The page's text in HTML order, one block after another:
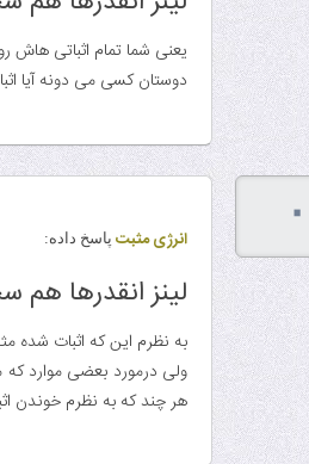
یعنی شما تمام اثباتی هاش
دوستان کسی می دونه آیا
۰
انرژی مثبت پاسخ داده:
لینز انقدرها
به نظرم این که اثبات شده
ولی درمورد بعضی موارد که
هر چند که به نظرم خوندن